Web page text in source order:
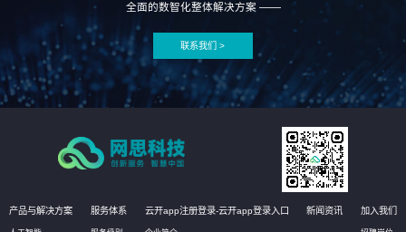
全面的数智化整体解决方案 ——
联系我们 >
产品与解决方案 服务体系 云开app注册登录-云开app登录入口 新闻资讯 加入我们